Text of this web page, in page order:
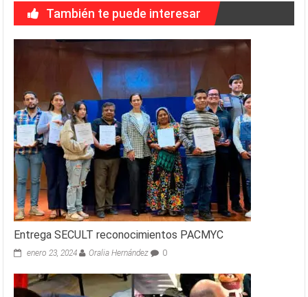
También te puede interesar
Entrega SECULT reconocimientos PACMYC
enero 23, 2024 Oralia Hernández 0